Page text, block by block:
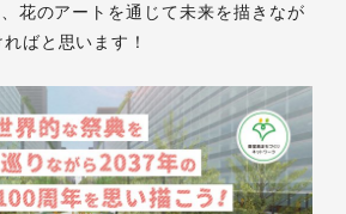
花のアートを通じて未来を描きなが
ばと思います！